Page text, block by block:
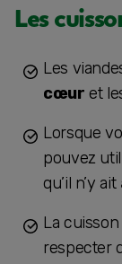
Les
Les
cœur et
Lorsque
pouvez
qu’il n’y ait
La
respecter